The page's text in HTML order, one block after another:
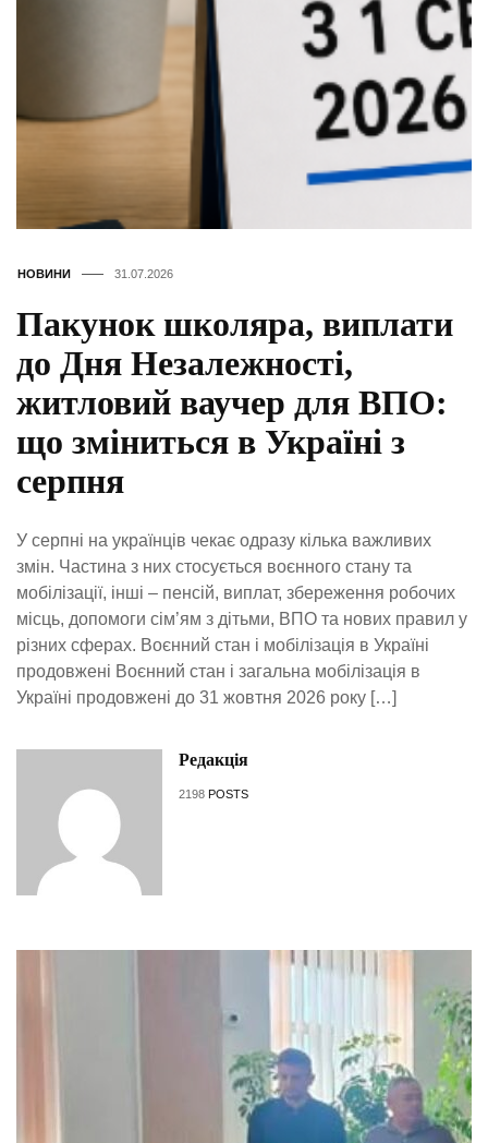
НОВИНИ 31.07.2026
Пакунок школяра, виплати
до Дня Незалежності,
житловий ваучер для ВПО:
що зміниться в Україні з
серпня
У серпні на українців чекає одразу кілька важливих
змін. Частина з них стосується воєнного стану та
мобілізації, інші – пенсій, виплат, збереження робочих
місць, допомоги сім’ям з дітьми, ВПО та нових правил у
різних сферах. Воєнний стан і мобілізація в Україні
продовжені Воєнний стан і загальна мобілізація в
Україні продовжені до 31 жовтня 2026 року […]
Редакція
2198 POSTS